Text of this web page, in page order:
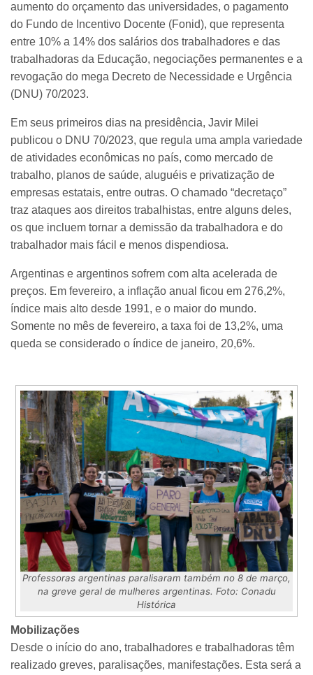
aumento do orçamento das universidades, o pagamento
do Fundo de Incentivo Docente (Fonid), que representa
entre 10% a 14% dos salários dos trabalhadores e das
trabalhadoras da Educação, negociações permanentes e a
revogação do mega Decreto de Necessidade e Urgência
(DNU) 70/2023.
Em seus primeiros dias na presidência, Javir Milei
publicou o DNU 70/2023, que regula uma ampla variedade
de atividades econômicas no país, como mercado de
trabalho, planos de saúde, aluguéis e privatização de
empresas estatais, entre outras. O chamado “decretaço”
traz ataques aos direitos trabalhistas, entre alguns deles,
os que incluem tornar a demissão da trabalhadora e do
trabalhador mais fácil e menos dispendiosa.
Argentinas e argentinos sofrem com alta acelerada de
preços. Em fevereiro, a inflação anual ficou em 276,2%,
índice mais alto desde 1991, e o maior do mundo.
Somente no mês de fevereiro, a taxa foi de 13,2%, uma
queda se considerado o índice de janeiro, 20,6%.
Professoras argentinas paralisaram também no 8 de março,
na greve geral de mulheres argentinas. Foto: Conadu
Histórica
Mobilizações
Desde o início do ano, trabalhadores e trabalhadoras têm
realizado greves, paralisações, manifestações. Esta será a